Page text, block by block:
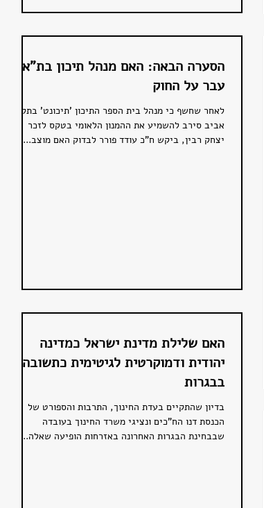
הסערה הבאה: האם מנהל תיכון בת"א
עבר על החוק
לאחר שחשף כי מנהל בית הספר התיכון 'תיכונט' בתל
אביב סירב להשמיע את ההמנון הלאומי בטקס לזכר
יצחק רבין, ביקש ח"כ עודד פורר לבדוק האם מוצב...
האם שלילת מדינת ישראל כמדינה
יהודית ודמוקרטית לגיטימית כתשובה
בבגרות
בדיון שהתקיים בעדת החינוך, התרבות והספורט של
הכנסת דנו הח"כים ונציגי משרד החינוך בעובדה
שבבחינת הבגרות האחרונה באזרחות הופיעה שאלה...